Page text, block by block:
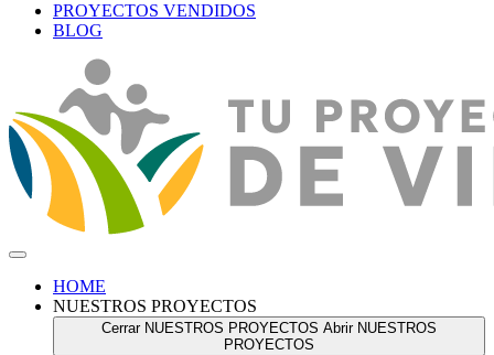
PROYECTOS VENDIDOS
BLOG
HOME
NUESTROS PROYECTOS
Cerrar NUESTROS PROYECTOS Abrir NUESTROS
PROYECTOS